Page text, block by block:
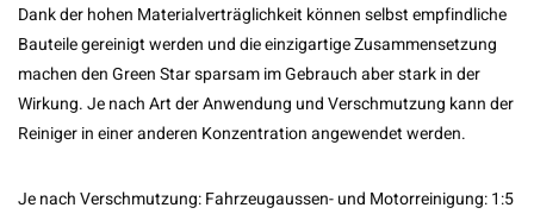
Dank der hohen Materialverträglichkeit können selbst empfindliche
Bauteile gereinigt werden und die einzigartige Zusammensetzung
machen den Green Star sparsam im Gebrauch aber stark in der
Wirkung. Je nach Art der Anwendung und Verschmutzung kann der
Reiniger in einer anderen Konzentration angewendet werden.
Je nach Verschmutzung: Fahrzeugaussen- und Motorreinigung: 1:5